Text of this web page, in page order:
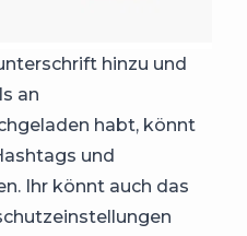
hinzu und
an
habt, könnt
und
Ihr könnt auch das